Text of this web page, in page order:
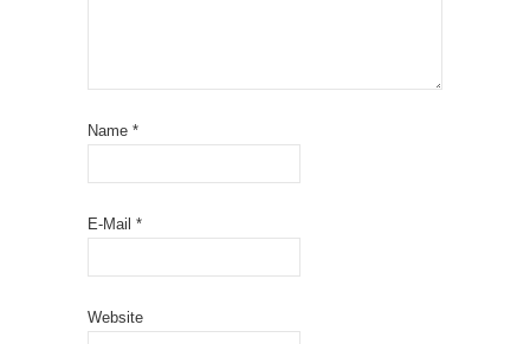
Name *
E-Mail *
Website